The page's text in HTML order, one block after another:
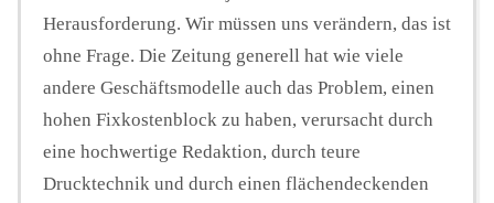
Herausforderung. Wir müssen uns verändern, das ist
ohne Frage. Die Zeitung generell hat wie viele
andere Geschäftsmodelle auch das Problem, einen
hohen Fixkostenblock zu haben, verursacht durch
eine hochwertige Redaktion, durch teure
Drucktechnik und durch einen flächendeckenden